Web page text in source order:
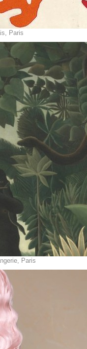
Paris
Paris